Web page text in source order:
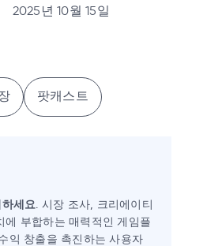
2025년 10월 15일
팟캐스트
하세요. 시장 조사, 크리에이티
에 부합하는 매력적인 게임플
익 창출을 촉진하는 사용자